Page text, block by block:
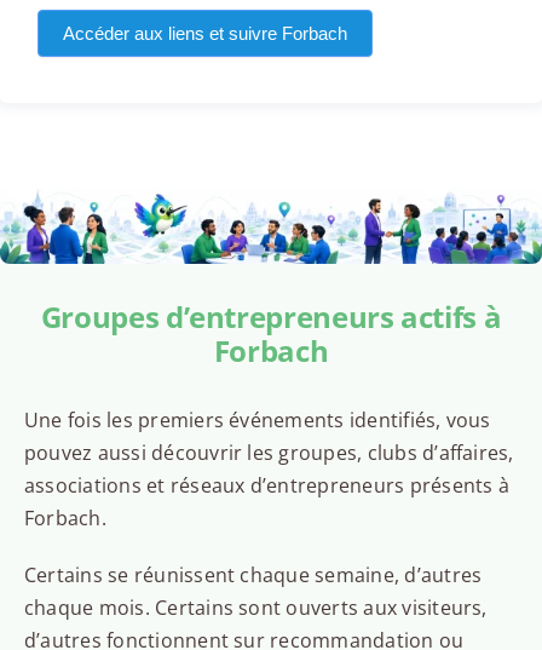
Accéder aux liens et suivre Forbach
Groupes d’entrepreneurs actifs à
Forbach
Une fois les premiers événements identifiés, vous
pouvez aussi découvrir les groupes, clubs d’affaires,
associations et réseaux d’entrepreneurs présents à
Forbach.
Certains se réunissent chaque semaine, d’autres
chaque mois. Certains sont ouverts aux visiteurs,
d’autres fonctionnent sur recommandation ou